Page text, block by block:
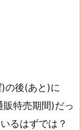
の後(あと)に
特売期間)だっ
るはずでは？